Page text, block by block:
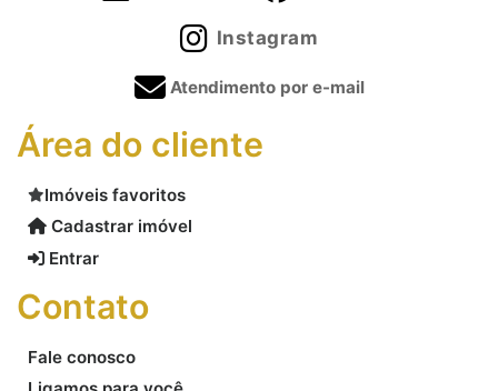
Instagram
Atendimento por e-mail
Área do cliente
Imóveis favoritos
Cadastrar imóvel
Entrar
Contato
Fale conosco